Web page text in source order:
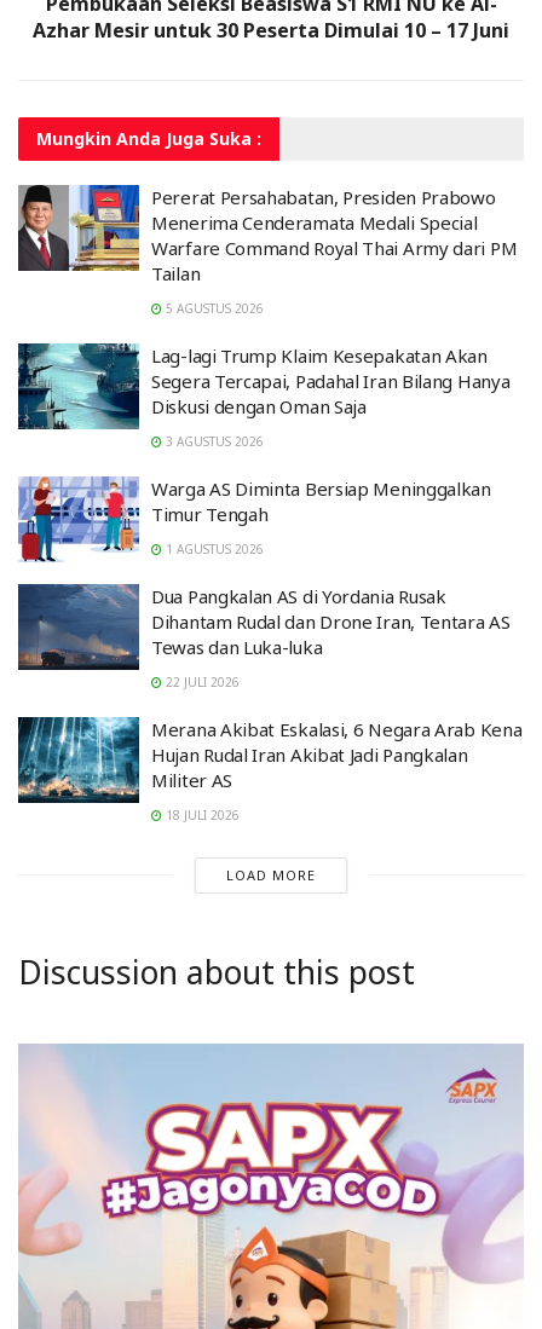
Azhar Mesir untuk 30 Peserta Dimulai 10 – 17 Juni
Mungkin Anda Juga Suka :
Pererat Persahabatan, Presiden Prabowo
Menerima Cenderamata Medali Special
Warfare Command Royal Thai Army dari PM
Tailan
5 AGUSTUS 2026
Lag-lagi Trump Klaim Kesepakatan Akan
Segera Tercapai, Padahal Iran Bilang Hanya
Diskusi dengan Oman Saja
3 AGUSTUS 2026
Warga AS Diminta Bersiap Meninggalkan
Timur Tengah
1 AGUSTUS 2026
Dua Pangkalan AS di Yordania Rusak
Dihantam Rudal dan Drone Iran, Tentara AS
Tewas dan Luka-luka
22 JULI 2026
Merana Akibat Eskalasi, 6 Negara Arab Kena
Hujan Rudal Iran Akibat Jadi Pangkalan
Militer AS
18 JULI 2026
LOAD MORE
Discussion about this post